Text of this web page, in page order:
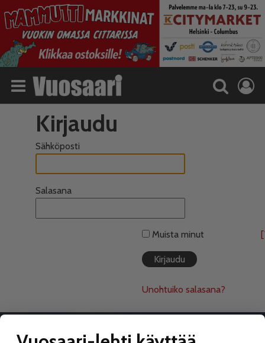
Kirjaudu
Sähköposti
Salasana
Muista minut
Unohtuiko salasana?